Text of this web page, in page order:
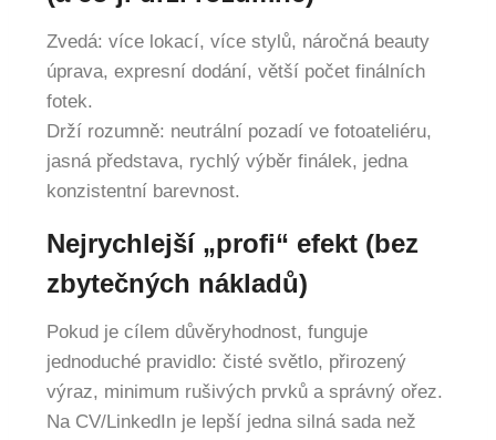
Zvedá: více lokací, více stylů, náročná beauty
úprava, expresní dodání, větší počet finálních
fotek.
Drží rozumně: neutrální pozadí ve fotoateliéru,
jasná představa, rychlý výběr finálek, jedna
konzistentní barevnost.
Nejrychlejší „profi“ efekt (bez
zbytečných nákladů)
Pokud je cílem důvěryhodnost, funguje
jednoduché pravidlo: čisté světlo, přirozený
výraz, minimum rušivých prvků a správný ořez.
Na CV/LinkedIn je lepší jedna silná sada než